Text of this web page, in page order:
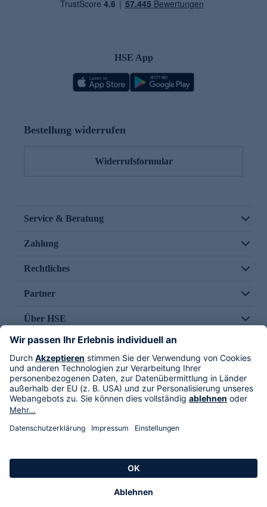
HSE App
Bestellung widerrufen
Widerrufsformular
Service & Beratung
Zahlung
Rechtliches
Partner
Über HSE
Im TV
HSE International